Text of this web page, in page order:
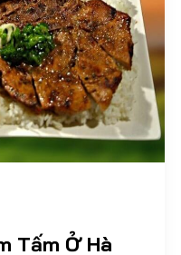
Tấm Ở Hà